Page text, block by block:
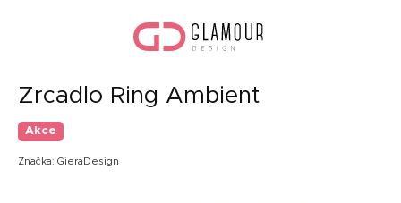
Zrcadlo Ring Ambient
Akce
Značka: GieraDesign